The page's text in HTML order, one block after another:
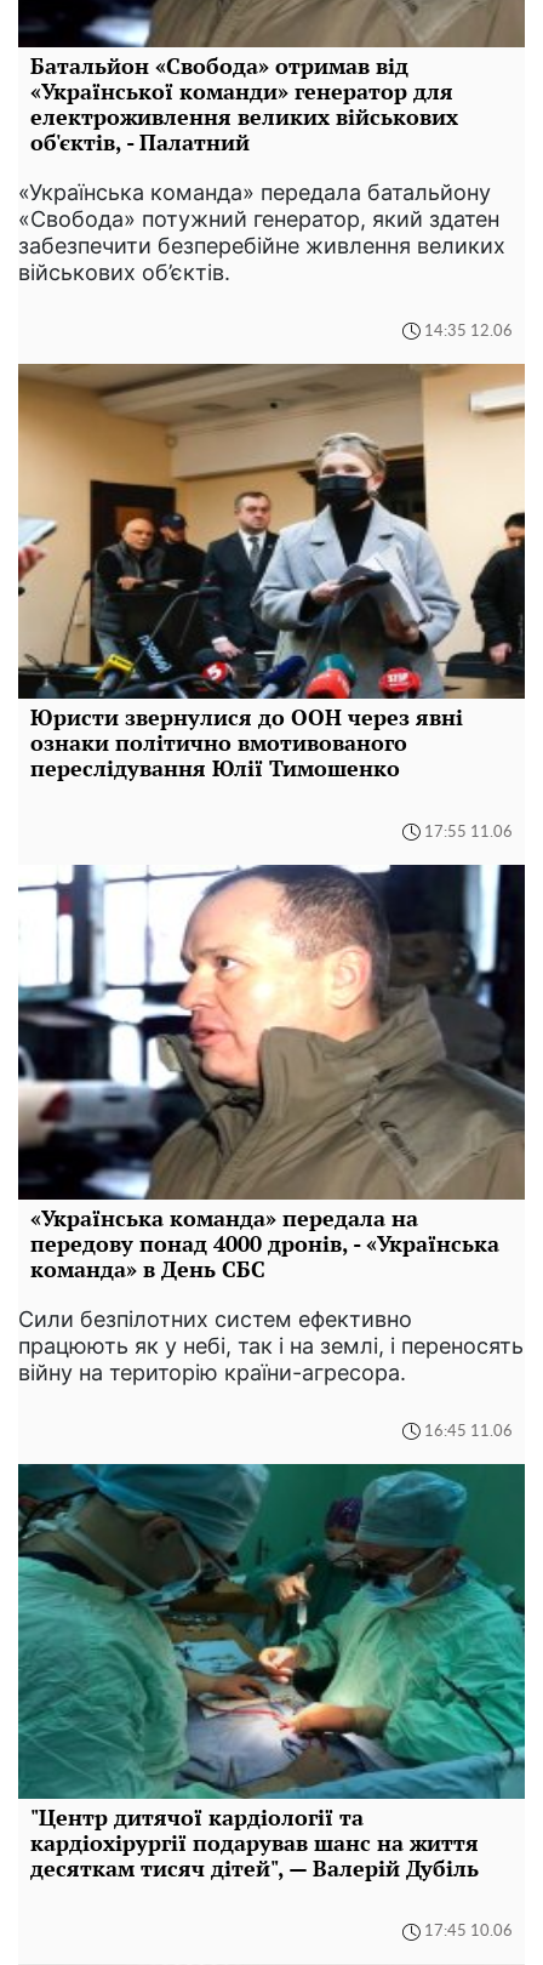
Батальйон «Свобода» отримав від
«Української команди» генератор для
електроживлення великих військових
об'єктів, - Палатний
«Українська команда» передала батальйону
«Свобода» потужний генератор, який здатен
забезпечити безперебійне живлення великих
військових об’єктів.
14:35 12.06
Юристи звернулися до ООН через явні
ознаки політично вмотивованого
переслідування Юлії Тимошенко
17:55 11.06
«Українська команда» передала на
передову понад 4000 дронів, - «Українська
команда» в День СБС
Сили безпілотних систем ефективно
працюють як у небі, так і на землі, і переносять
війну на територію країни-агресора.
16:45 11.06
"Центр дитячої кардіології та
кардіохірургії подарував шанс на життя
десяткам тисяч дітей", — Валерій Дубіль
17:45 10.06